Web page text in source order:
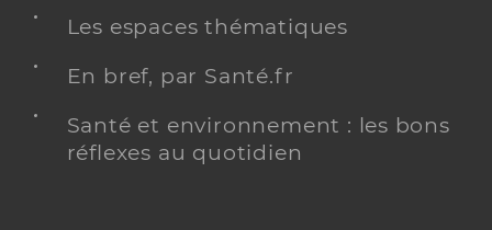
Les espaces thématiques
En bref, par Santé.fr
Santé et environnement : les bons
réflexes au quotidien